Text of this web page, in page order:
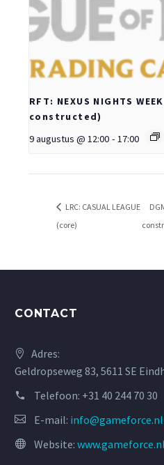
RFT: NEXUS NIGHTS
constructed)
9 augustus @ 12:00 - 17:00
LRC: CASUAL LEAGUE
(core)
CONTACT
Adres:
Geldropseweg 83, 5611 SE
Telefoon: +31 40 244 70 30
E-mail: info@gameforce.nl
Website: www.gameforce.nl